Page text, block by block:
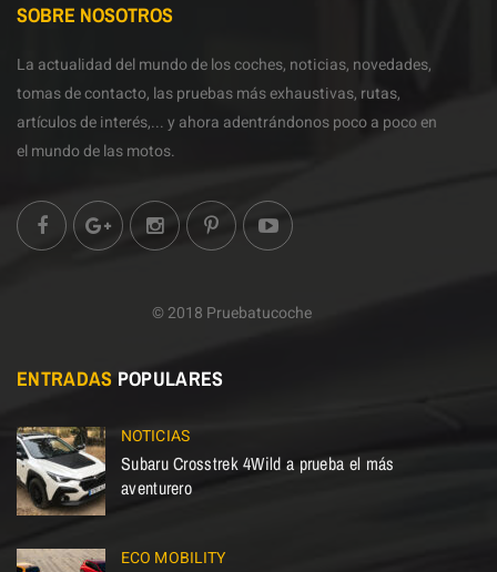
SOBRE NOSOTROS
La actualidad del mundo de los coches, noticias, novedades,
tomas de contacto, las pruebas más exhaustivas, rutas,
artículos de interés,... y ahora adentrándonos poco a poco en
el mundo de las motos.
© 2018 Pruebatucoche
ENTRADAS POPULARES
NOTICIAS
Subaru Crosstrek 4Wild a prueba el más
aventurero
ECO MOBILITY